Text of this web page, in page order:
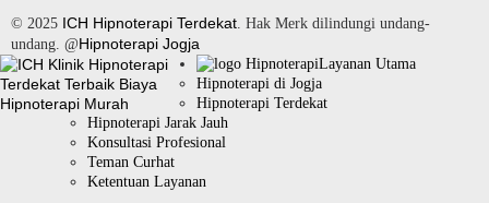
© 2025 ICH Hipnoterapi Terdekat . Hak Merk dilindungi undang-
undang. @Hipnoterapi Jogja
Layanan Utama
Hipnoterapi di Jogja
Hipnoterapi Terdekat
Hipnoterapi Jarak Jauh
Konsultasi Profesional
Teman Curhat
Ketentuan Layanan